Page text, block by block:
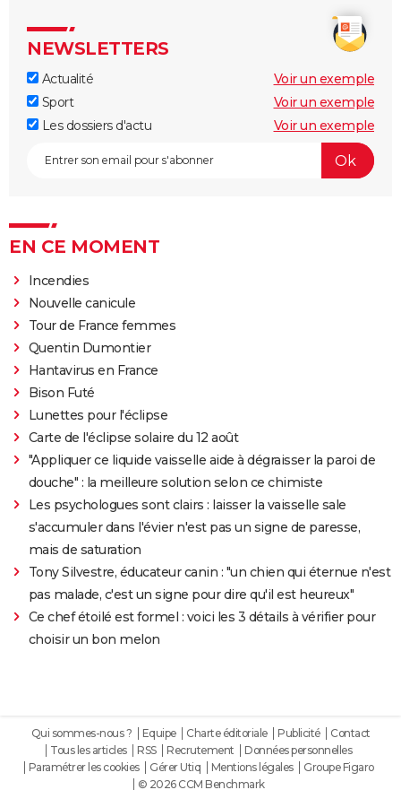
NEWSLETTERS
Actualité
Voir un exemple
Sport
Voir un exemple
Les dossiers d'actu
Voir un exemple
EN CE MOMENT
Incendies
Nouvelle canicule
Tour de France femmes
Quentin Dumontier
Hantavirus en France
Bison Futé
Lunettes pour l'éclipse
Carte de l'éclipse solaire du 12 août
"Appliquer ce liquide vaisselle aide à dégraisser la paroi de
douche" : la meilleure solution selon ce chimiste
Les psychologues sont clairs : laisser la vaisselle sale
s'accumuler dans l'évier n'est pas un signe de paresse,
mais de saturation
Tony Silvestre, éducateur canin : "un chien qui éternue n'est
pas malade, c'est un signe pour dire qu'il est heureux"
Ce chef étoilé est formel : voici les 3 détails à vérifier pour
choisir un bon melon
Qui sommes-nous ? Equipe Charte éditoriale Publicité
Contact
Tous les articles
RSS Recrutement
Données personnelles
Paramétrer les cookies
Gérer Utiq Mentions légales
Groupe Figaro
© 2026 CCM Benchmark